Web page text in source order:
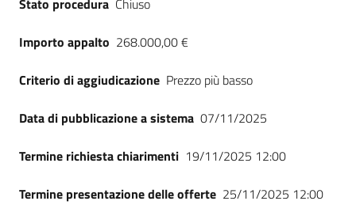
su
Stato procedura Chiuso
Importo appalto 268.000,00 €
Criterio di aggiudicazione Prezzo più basso
Data di pubblicazione a sistema 07/11/2025
Termine richiesta chiarimenti 19/11/2025 12:00
Termine presentazione delle offerte 25/11/2025 12:00